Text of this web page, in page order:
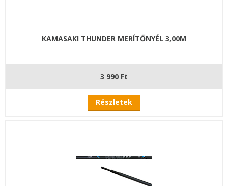
KAMASAKI THUNDER MERÍTŐNYÉL 3,00M
3 990 Ft
Részletek